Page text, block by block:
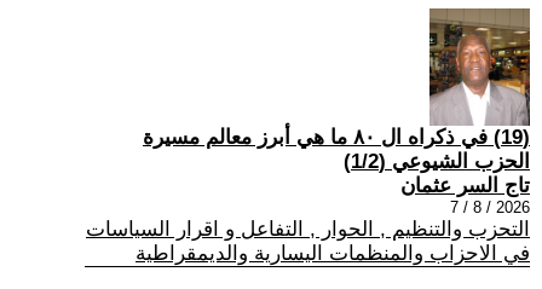
(19) في ذكراه ال ٨٠ ما هي أبرز معالم مسيرة
الحزب الشيوعي (1/2)
تاج السر عثمان
2026 / 8 / 7
التحزب والتنظيم , الحوار , التفاعل و اقرار السياسات
في الاحزاب والمنظمات اليسارية والديمقراطية